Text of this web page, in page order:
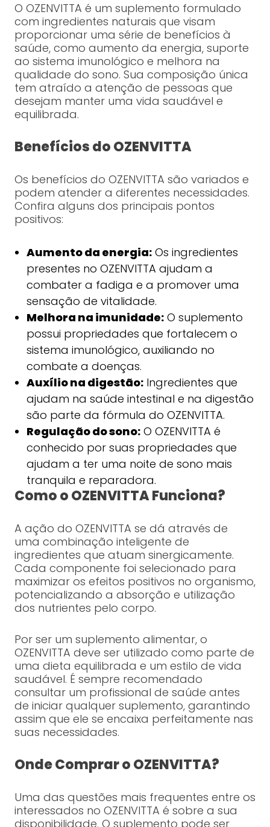
O OZENVITTA é um suplemento formulado
com ingredientes naturais que visam
proporcionar uma série de benefícios à
saúde, como aumento da energia, suporte
ao sistema imunológico e melhora na
qualidade do sono. Sua composição única
tem atraído a atenção de pessoas que
desejam manter uma vida saudável e
equilibrada.
Benefícios do OZENVITTA
Os benefícios do OZENVITTA são variados e
podem atender a diferentes necessidades.
Confira alguns dos principais pontos
positivos:
Aumento da energia:Os ingredientes
presentes no OZENVITTA ajudam a
combater a fadiga e a promover uma
sensação de vitalidade.
Melhora na imunidade:O suplemento
possui propriedades que fortalecem o
sistema imunológico, auxiliando no
combate a doenças.
Auxílio na digestão:Ingredientes que
ajudam na saúde intestinal e na digestão
são parte da fórmula do OZENVITTA.
Regulação do sono:O OZENVITTA é
conhecido por suas propriedades que
ajudam a ter uma noite de sono mais
tranquila e reparadora.
Como o OZENVITTA Funciona?
A ação do OZENVITTA se dá através de
uma combinação inteligente de
ingredientes que atuam sinergicamente.
Cada componente foi selecionado para
maximizar os efeitos positivos no organismo,
potencializando a absorção e utilização
dos nutrientes pelo corpo.
Por ser um suplemento alimentar, o
OZENVITTA deve ser utilizado como parte de
uma dieta equilibrada e um estilo de vida
saudável. É sempre recomendado
consultar um profissional de saúde antes
de iniciar qualquer suplemento, garantindo
assim que ele se encaixa perfeitamente nas
suas necessidades.
Onde Comprar o OZENVITTA?
Uma das questões mais frequentes entre os
interessados no OZENVITTA é sobre a sua
disponibilidade. O suplemento pode ser